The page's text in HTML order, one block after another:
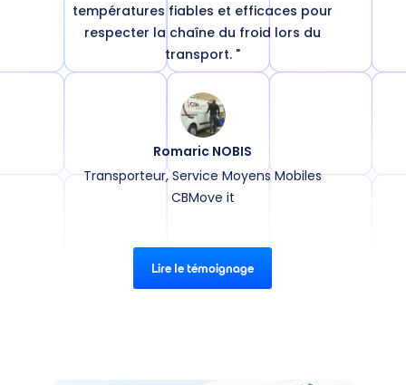
températures fiables et efficaces pour
respecter la chaîne du froid lors du
transport. "
Romaric NOBIS
Transporteur, Service Moyens Mobiles
CBMove it
Lire le témoignage